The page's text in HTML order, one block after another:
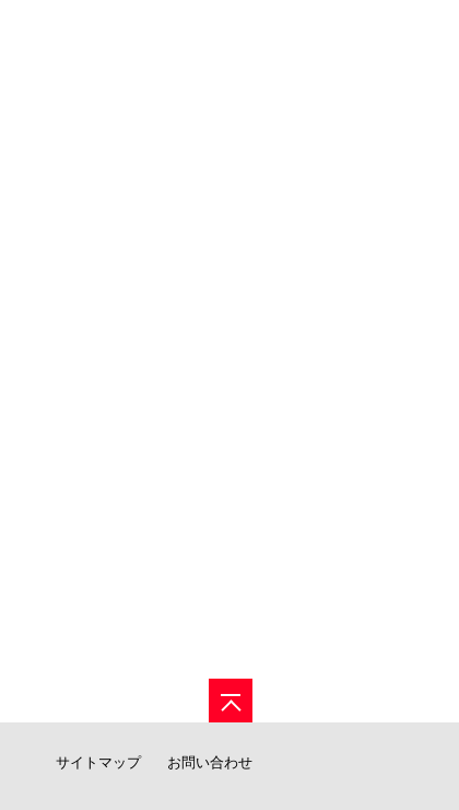
サイトマップ お問い合わせ